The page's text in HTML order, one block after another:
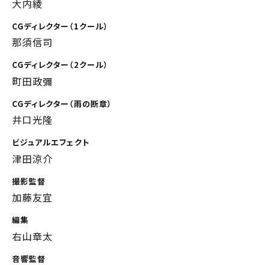
大内綾
CGディレクター（1クール）
那須信司
CGディレクター（2クール）
町田政彌
CGディレクター（雨の断章）
井口光隆
ビジュアルエフェクト
津田涼介
撮影監督
加藤友宜
編集
右山章太
音響監督